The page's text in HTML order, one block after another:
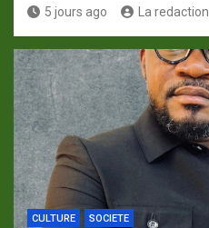
5 jours ago La redaction
CULTURE SOCIETE